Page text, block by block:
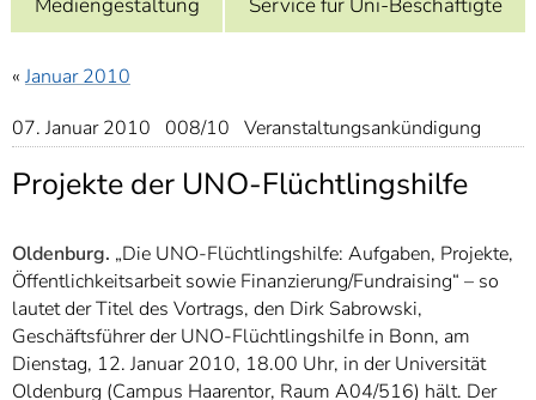
7]
Informationen zur
« Januar 2010
07. Januar 2010 008/10 Veranstaltungsankündigung
Projekte der UNO-Flüchtlingshilfe
Oldenburg. „Die UNO-Flüchtlingshilfe: Aufgaben, Projekte,
Öffentlichkeitsarbeit sowie Finanzierung/Fundraising“ – so
lautet der Titel des Vortrags, den Dirk Sabrowski,
Geschäftsführer der UNO-Flüchtlingshilfe in Bonn, am
Dienstag, 12. Januar 2010, 18.00 Uhr, in der Universität
Oldenburg (Campus Haarentor, Raum A04/516) hält. Der